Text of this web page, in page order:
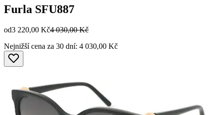
Furla SFU887
od3 220,00 Kč4 030,00 Kč
Nejnižší cena za 30 dní: 4 030,00 Kč